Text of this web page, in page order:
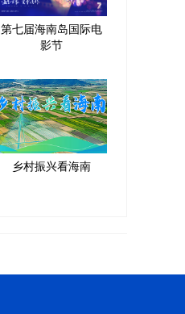
第七届海南岛国际电
影节
乡村振兴看海南